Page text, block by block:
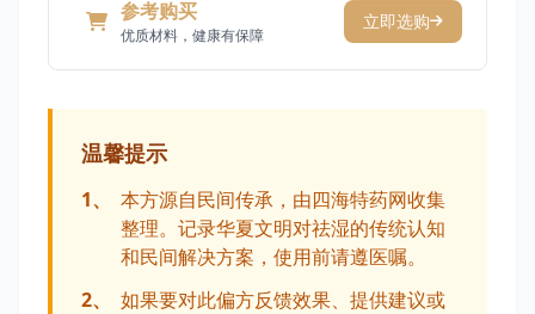
参考购买
优质材料，健康有保障
立即选购
温馨提示
1、
本方源自民间传承，由四海特药网收集
整理。记录华夏文明对祛湿的传统认知
和民间解决方案，使用前请遵医嘱。
2、
如果要对此偏方反馈效果、提供建议或